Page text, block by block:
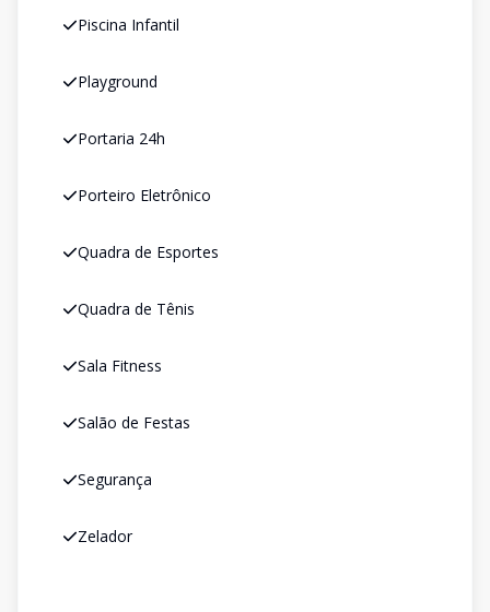
Piscina Infantil
Playground
Portaria 24h
Porteiro Eletrônico
Quadra de Esportes
Quadra de Tênis
Sala Fitness
Salão de Festas
Segurança
Zelador